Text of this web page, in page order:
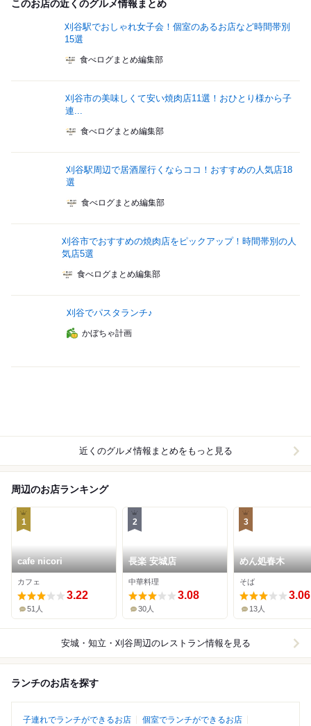
このお店の近くのグルメ情報まとめ
刈谷駅でおしゃれ女子会！個室のあるお店など時間帯別
15選
食べログまとめ編集部
刈谷市の美味しくて安い焼肉店11選！おひとり様から子
連...
食べログまとめ編集部
刈谷駅周辺で居酒屋行くならココ！おすすめの人気店18
選
食べログまとめ編集部
刈谷市でおすすめの焼肉店をピックアップ！時間帯別の人
気店5選
食べログまとめ編集部
刈谷でパスタランチ♪
かぼちゃ計画
近くのグルメ情報まとめをもっと見る
周辺のお店ランキング
1
cafe nicori
カフェ
3.22
51人
2
長楽 安城店
中華料理
3.08
30人
3
めん処春木
そば
3.06
13人
安城・知立・刈谷周辺のレストラン情報を見る
ランチのお店を探す
子連れでランチができるお店
個室でランチができるお店